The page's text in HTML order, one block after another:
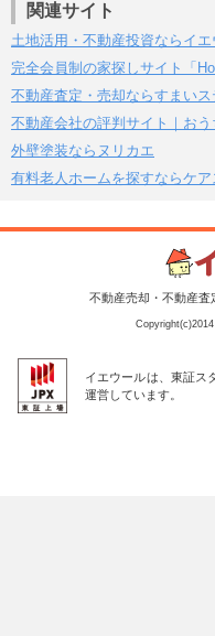
関連サイト
土地活用・不動産投資ならイエ
完全会員制の家探しサイト「
不動産査定・売却ならすまいス
不動産会社の評判サイト｜お
外壁塗装ならヌリカエ
有料老人ホームを探すならケ
不動産売却・不動産査
イエウールは、東証ス
運営しています。